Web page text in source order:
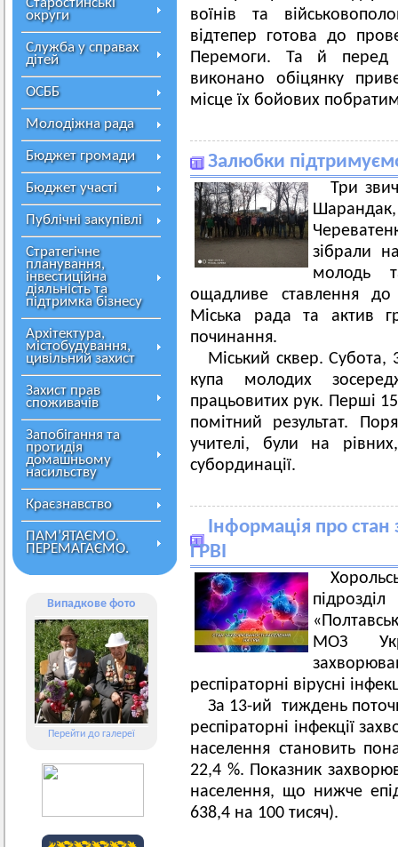
Старостинські
округи
Служба у справах
дітей
ОСББ
Молодіжна рада
Бюджет громади
Бюджет участі
Публічні закупівлі
Стратегічне
планування,
інвестиційна
діяльність та
підтримка бізнесу
Архітектура,
містобудування,
цивільний захист
Захист прав
споживачів
Запобігання та
протидія
домашньому
насильству
Краєзнавство
ПАМ’ЯТАЄМО.
ПЕРЕМАГАЄМО.
Випадкове фото
Перейти до галереї
воїнів та
відтепер готова до
Перемоги. Та й перед
виконано обіцянку
місце їх бойових
Залюбки
Три
зібрали
молодь
ощадливе ставлення до
Міська рада та актив
починання.
Міський сквер.
купа молодих
працьовитих рук. Перші
помітний результат.
учителі, були на
субординації.
Інформація про
ГРВІ
МОЗ
респіраторні вірусні
За 13-ий тиждень
респіраторні інфекції
населення становить
22,4 %. Показник
населення, що нижче
638,4 на 100 тисяч).